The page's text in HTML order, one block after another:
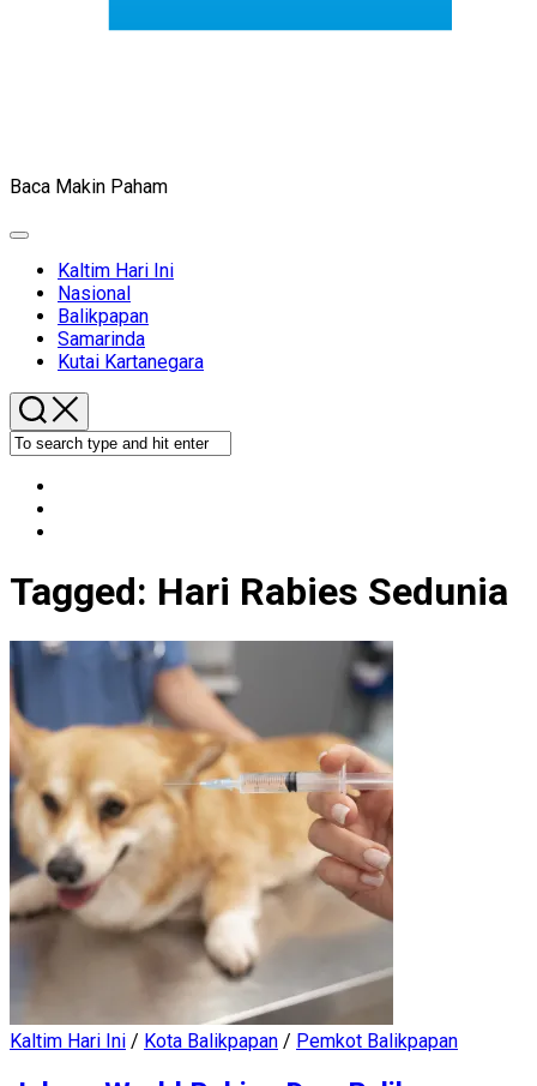
Baca Makin Paham
Expand
Kaltim Hari Ini
Nasional
Balikpapan
Samarinda
Kutai Kartanegara
Tagged: Hari Rabies Sedunia
Kaltim Hari Ini / Kota Balikpapan / Pemkot Balikpapan